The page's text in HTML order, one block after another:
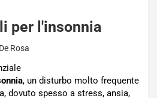
per l'insonnia
Rosa
, un disturbo molto frequente
dovuto spesso a stress, ansia,